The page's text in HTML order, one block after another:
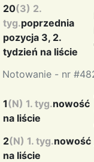
Notowanie - nr
20(3) 2.
tyg.poprzednia
pozycja 3, 2.
tydzień na liście
1(N) 1. tyg.nowość
na liście
2(N) 1. tyg.nowość
na liście